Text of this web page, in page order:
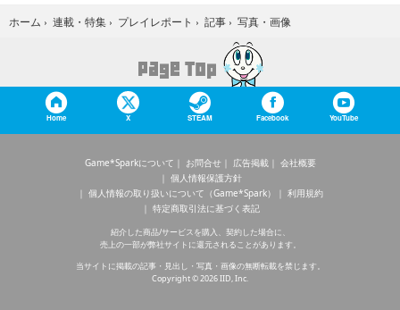
ホーム › 連載・特集 › プレイレポート › 記事 › 写真・画像
Home X STEAM Facebook YouTube
Game*Sparkについて お問合せ 広告掲載
会社概要
個人情報保護方針
個人情報の取り扱いについて（Game*Spark）
利用規約
特定商取引法に基づく表記
紹介した商品/サービスを購入、契約した場合に、
売上の一部が弊社サイトに還元されることがあります。
当サイトに掲載の記事・見出し・写真・画像の無断転載を禁じます。
Copyright © 2026 IID, Inc.